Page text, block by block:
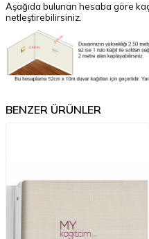
Aşağıda bulunan hesaba göre kaç
netleştirebilirsiniz.
BENZER ÜRÜNLER